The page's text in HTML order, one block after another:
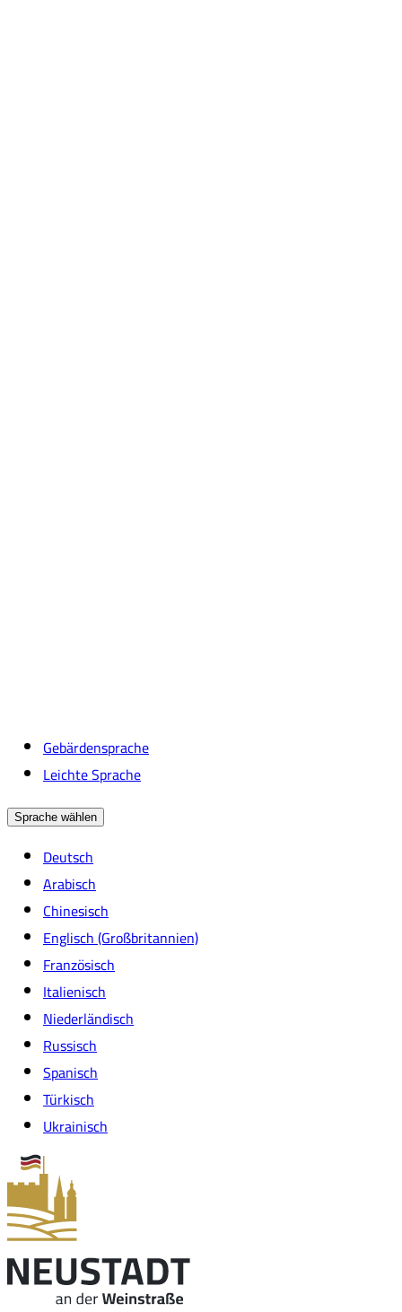
Gebärdensprache
Leichte Sprache
Sprache wählen
Deutsch
Arabisch
Chinesisch
Englisch (Großbritannien)
Französisch
Italienisch
Niederländisch
Russisch
Spanisch
Türkisch
Ukrainisch